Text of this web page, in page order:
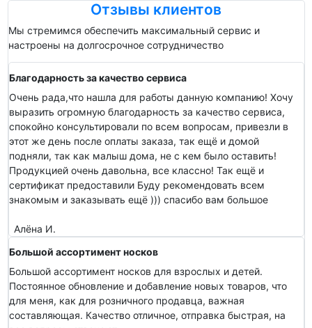
Отзывы клиентов
Мы стремимся обеспечить максимальный сервис и
настроены на долгосрочное сотрудничество
Благодарность за качество сервиса
Очень рада,что нашла для работы данную компанию! Хочу
выразить огромную благодарность за качество сервиса,
спокойно консультировали по всем вопросам, привезли в
этот же день после оплаты заказа, так ещё и домой
подняли, так как малыш дома, не с кем было оставить!
Продукцией очень давольна, все классно! Так ещё и
сертификат предоставили Буду рекомендовать всем
знакомым и заказывать ещё ))) спасибо вам большое
Алёна И.
Большой ассортимент носков
Большой ассортимент носков для взрослых и детей.
Постоянное обновление и добавление новых товаров, что
для меня, как для розничного продавца, важная
составляющая. Качество отличное, отправка быстрая, на